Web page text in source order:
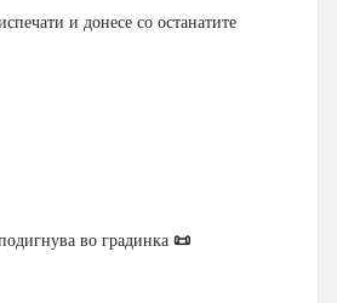
и донесе со останатите
во градинка📜